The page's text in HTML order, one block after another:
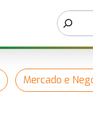
Mercado e